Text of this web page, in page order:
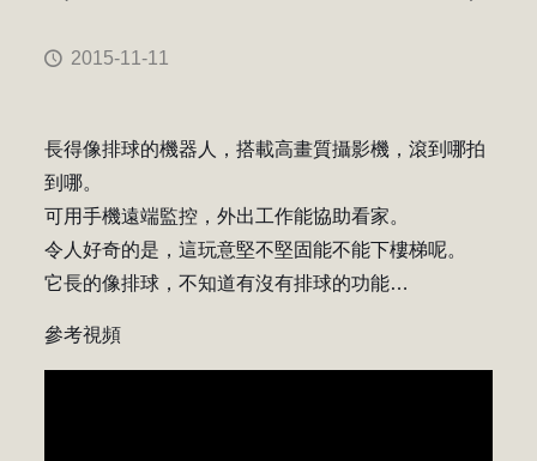
2015-11-11
長得像排球的機器人，搭載高畫質攝影機，滾到哪拍
到哪。
可用手機遠端監控，外出工作能協助看家。
令人好奇的是，這玩意堅不堅固能不能下樓梯呢。
它長的像排球，不知道有沒有排球的功能…
參考視頻